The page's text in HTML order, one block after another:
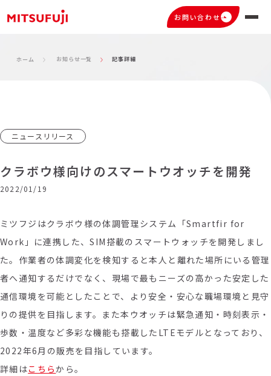
お問い合わせ
ホーム お知らせ一覧 記事詳細
ニュースリリース
クラボウ様向けのスマートウオッチを開発
2022/01/19
ミツフジはクラボウ様の体調管理システム「Smartfir for
Work」に連携した、SIM搭載のスマートウォッチを開発しまし
た。作業者の体調変化を検知すると本人と離れた場所にいる管理
者へ通知するだけでなく、現場で最もニーズの高かった安定した
通信環境を可能としたことで、より安全・安心な職場環境と見守
りの提供を目指します。また本ウオッチは緊急通知・時刻表示・
歩数・温度など多彩な機能も搭載したLTEモデルとなっており、
2022年6月の販売を目指しています。
詳細はこちらから。